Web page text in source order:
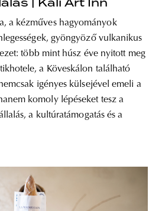
| Káli Art Inn
a kézműves hagyományok
gyöngyöző vulkanikus
több mint húsz éve nyitott meg
a Köveskálon található
igényes külsejével emeli a
komoly lépéseket tesz a
a kultúratámogatás és a